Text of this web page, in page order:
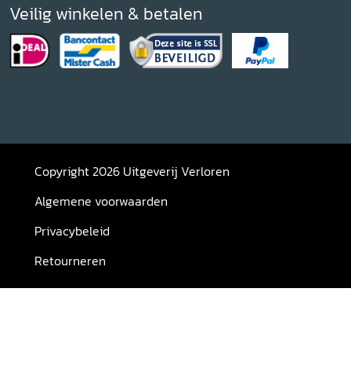
Veilig winkelen & betalen
Copyright 2026 Uitgeverij Verloren
Algemene voorwaarden
Privacybeleid
Retourneren